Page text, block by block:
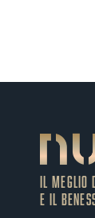
IL
E IL